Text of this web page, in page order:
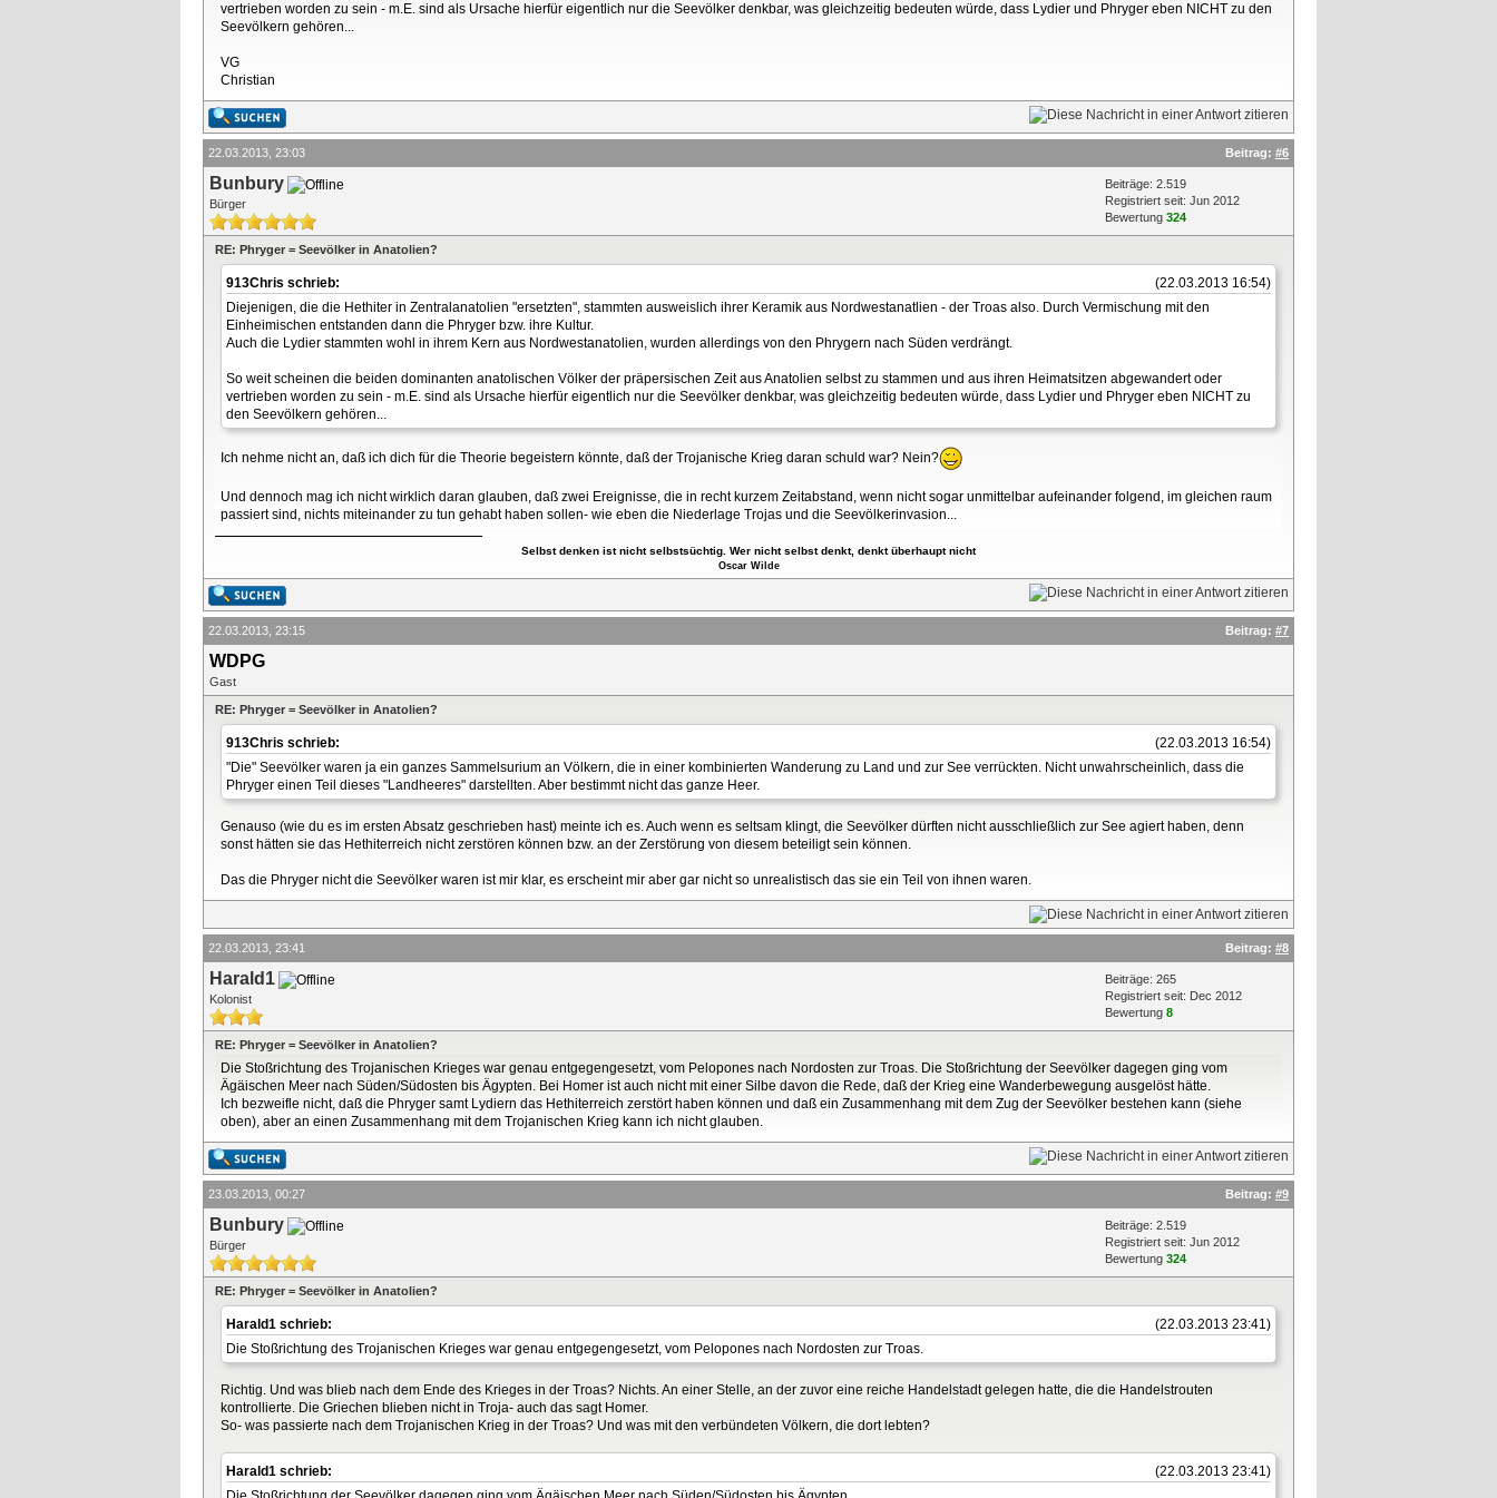
vertrieben worden zu sein - m.E. sind als Ursache hierfür eigentlich nur die Seevölker denkbar, was gleichzeitig bedeuten würde, dass Lydier und Phryger eben NICHT zu den
Seevölkern gehören...
VG
Christian
22.03.2013, 23:03 Beitrag: #6
Bunbury
Bürger
Beiträge: 2.519
Registriert seit: Jun 2012
Bewertung 324
RE: Phryger = Seevölker in Anatolien?
(22.03.2013 16:54)
913Chris schrieb:
Diejenigen, die die Hethiter in Zentralanatolien "ersetzten", stammten ausweislich ihrer Keramik aus Nordwestanatlien - der Troas also. Durch Vermischung mit den
Einheimischen entstanden dann die Phryger bzw. ihre Kultur.
Auch die Lydier stammten wohl in ihrem Kern aus Nordwestanatolien, wurden allerdings von den Phrygern nach Süden verdrängt.
So weit scheinen die beiden dominanten anatolischen Völker der präpersischen Zeit aus Anatolien selbst zu stammen und aus ihren Heimatsitzen abgewandert oder
vertrieben worden zu sein - m.E. sind als Ursache hierfür eigentlich nur die Seevölker denkbar, was gleichzeitig bedeuten würde, dass Lydier und Phryger eben NICHT zu
den Seevölkern gehören...
Ich nehme nicht an, daß ich dich für die Theorie begeistern könnte, daß der Trojanische Krieg daran schuld war? Nein?
Und dennoch mag ich nicht wirklich daran glauben, daß zwei Ereignisse, die in recht kurzem Zeitabstand, wenn nicht sogar unmittelbar aufeinander folgend, im gleichen raum
passiert sind, nichts miteinander zu tun gehabt haben sollen- wie eben die Niederlage Trojas und die Seevölkerinvasion...
Selbst denken ist nicht selbstsüchtig. Wer nicht selbst denkt, denkt überhaupt nicht
Oscar Wilde
22.03.2013, 23:15 Beitrag: #7
WDPG
Gast
RE: Phryger = Seevölker in Anatolien?
(22.03.2013 16:54)
913Chris schrieb:
"Die" Seevölker waren ja ein ganzes Sammelsurium an Völkern, die in einer kombinierten Wanderung zu Land und zur See verrückten. Nicht unwahrscheinlich, dass die
Phryger einen Teil dieses "Landheeres" darstellten. Aber bestimmt nicht das ganze Heer.
Genauso (wie du es im ersten Absatz geschrieben hast) meinte ich es. Auch wenn es seltsam klingt, die Seevölker dürften nicht ausschließlich zur See agiert haben, denn
sonst hätten sie das Hethiterreich nicht zerstören können bzw. an der Zerstörung von diesem beteiligt sein können.
Das die Phryger nicht die Seevölker waren ist mir klar, es erscheint mir aber gar nicht so unrealistisch das sie ein Teil von ihnen waren.
22.03.2013, 23:41 Beitrag: #8
Harald1
Kolonist
Beiträge: 265
Registriert seit: Dec 2012
Bewertung 8
RE: Phryger = Seevölker in Anatolien?
Die Stoßrichtung des Trojanischen Krieges war genau entgegengesetzt, vom Pelopones nach Nordosten zur Troas. Die Stoßrichtung der Seevölker dagegen ging vom
Ägäischen Meer nach Süden/Südosten bis Ägypten. Bei Homer ist auch nicht mit einer Silbe davon die Rede, daß der Krieg eine Wanderbewegung ausgelöst hätte.
Ich bezweifle nicht, daß die Phryger samt Lydiern das Hethiterreich zerstört haben können und daß ein Zusammenhang mit dem Zug der Seevölker bestehen kann (siehe
oben), aber an einen Zusammenhang mit dem Trojanischen Krieg kann ich nicht glauben.
23.03.2013, 00:27 Beitrag: #9
Bunbury
Bürger
Beiträge: 2.519
Registriert seit: Jun 2012
Bewertung 324
RE: Phryger = Seevölker in Anatolien?
(22.03.2013 23:41)
Harald1 schrieb:
Die Stoßrichtung des Trojanischen Krieges war genau entgegengesetzt, vom Pelopones nach Nordosten zur Troas.
Richtig. Und was blieb nach dem Ende des Krieges in der Troas? Nichts. An einer Stelle, an der zuvor eine reiche Handelstadt gelegen hatte, die die Handelstrouten
kontrollierte. Die Griechen blieben nicht in Troja- auch das sagt Homer.
So- was passierte nach dem Trojanischen Krieg in der Troas? Und was mit den verbündeten Völkern, die dort lebten?
(22.03.2013 23:41)
Harald1 schrieb: